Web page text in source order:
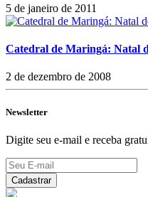
5 de janeiro de 2011
Catedral de Maringá: Natal
2 de dezembro de 2008
Newsletter
Digite seu e-mail e receba